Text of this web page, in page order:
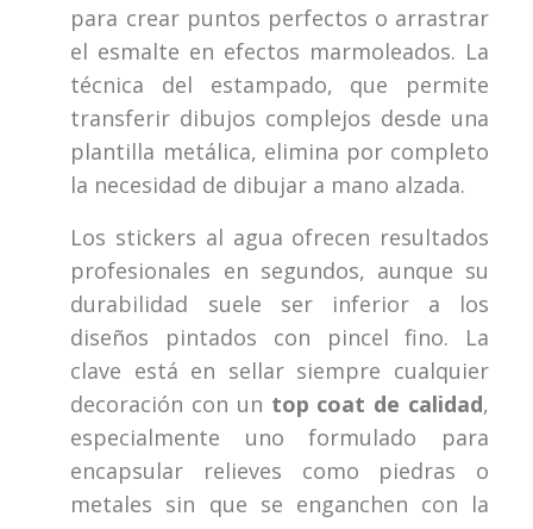
para crear puntos perfectos o arrastrar
el esmalte en efectos marmoleados. La
técnica del estampado, que permite
transferir dibujos complejos desde una
plantilla metálica, elimina por completo
la necesidad de dibujar a mano alzada.
Los stickers al agua ofrecen resultados
profesionales en segundos, aunque su
durabilidad suele ser inferior a los
diseños pintados con pincel fino. La
clave está en sellar siempre cualquier
decoración con un top coat de calidad,
especialmente uno formulado para
encapsular relieves como piedras o
metales sin que se enganchen con la